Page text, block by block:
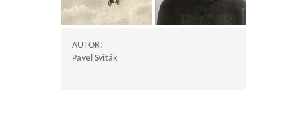
AUTOR:
Pavel Sviták